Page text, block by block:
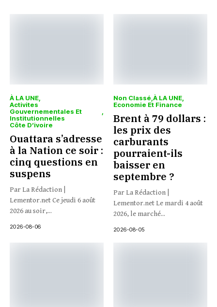
À LA UNE
Activites
Gouvernementales Et
Institutionnelles
Côte D’ivoire
Ouattara s’adresse
à la Nation ce soir :
cinq questions en
suspens
Par La Rédaction |
Lementor.net Ce jeudi 6 août
2026 au soir,...
2026-08-06
Non Classé À LA UNE
Economie Et Finance
Brent à 79 dollars :
les prix des
carburants
pourraient-ils
baisser en
septembre ?
Par La Rédaction |
Lementor.net Le mardi 4 août
2026, le marché...
2026-08-05